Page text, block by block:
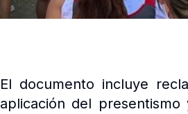
El documento incluye
aplicación del